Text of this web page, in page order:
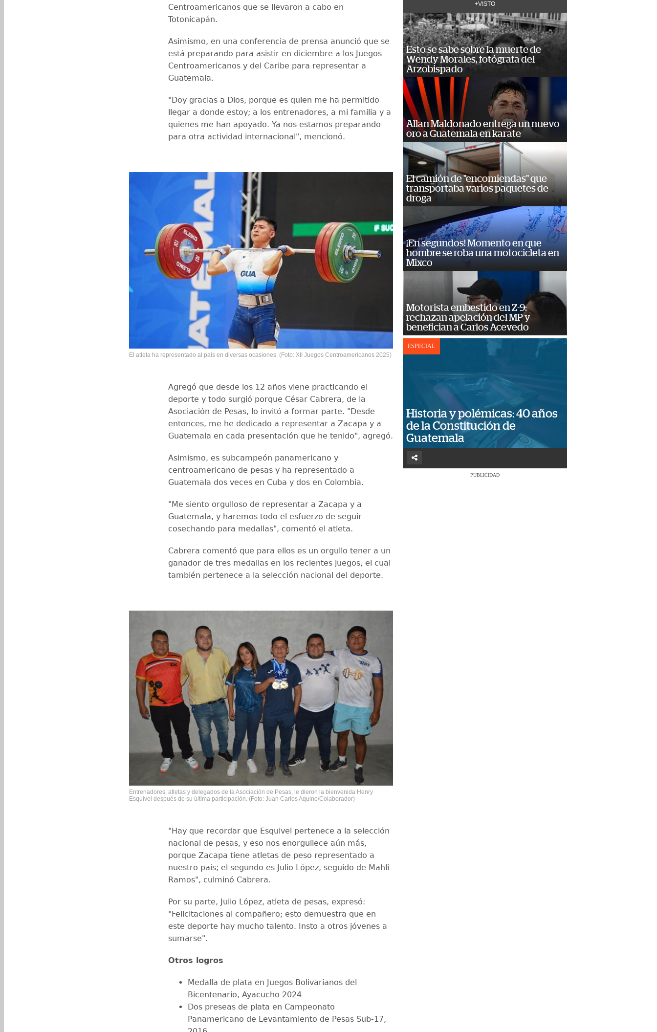
Centroamericanos que se llevaron a cabo en
Totonicapán.
Asimismo, en una conferencia de prensa anunció que se
está preparando para asistir en diciembre a los Juegos
Centroamericanos y del Caribe para representar a
Guatemala.
"Doy gracias a Dios, porque es quien me ha permitido
llegar a donde estoy; a los entrenadores, a mi familia y a
quienes me han apoyado. Ya nos estamos preparando
para otra actividad internacional", mencionó.
El atleta ha representado al país en diversas ocasiones. (Foto: XII Juegos Centroamericanos 2025)
Agregó que desde los 12 años viene practicando el
deporte y todo surgió porque César Cabrera, de la
Asociación de Pesas, lo invitó a formar parte. "Desde
entonces, me he dedicado a representar a Zacapa y a
Guatemala en cada presentación que he tenido", agregó.
Asimismo, es subcampeón panamericano y
centroamericano de pesas y ha representado a
Guatemala dos veces en Cuba y dos en Colombia.
"Me siento orgulloso de representar a Zacapa y a
Guatemala, y haremos todo el esfuerzo de seguir
cosechando para medallas", comentó el atleta.
Cabrera comentó que para ellos es un orgullo tener a un
ganador de tres medallas en los recientes juegos, el cual
también pertenece a la selección nacional del deporte.
Entrenadores, atletas y delegados de la Asociación de Pesas, le dieron la bienvenida Henry
Esquivel después de su última participación. (Foto: Juan Carlos Aquino/Colaborador)
"Hay que recordar que Esquivel pertenece a la selección
nacional de pesas, y eso nos enorgullece aún más,
porque Zacapa tiene atletas de peso representado a
nuestro país; el segundo es Julio López, seguido de Mahli
Ramos", culminó Cabrera.
Por su parte, Julio López, atleta de pesas, expresó:
"Felicitaciones al compañero; esto demuestra que en
este deporte hay mucho talento. Insto a otros jóvenes a
sumarse".
Otros logros
Medalla de plata en Juegos Bolivarianos del
Bicentenario, Ayacucho 2024
Dos preseas de plata en Campeonato
Panamericano de Levantamiento de Pesas Sub-17,
+VISTO
Esto se sabe sobre la muerte de
Wendy Morales, fotógrafa del
Arzobispado
Allan Maldonado entrega un nuevo
oro a Guatemala en karate
El camión de "encomiendas" que
transportaba varios paquetes de
droga
¡En segundos! Momento en que
hombre se roba una motocicleta en
Mixco
Motorista embestido en Z-9:
rechazan apelación del MP y
benefician a Carlos Acevedo
ESPECIAL
Historia y polémicas: 40 años
de la Constitución de
Guatemala
PUBLICIDAD